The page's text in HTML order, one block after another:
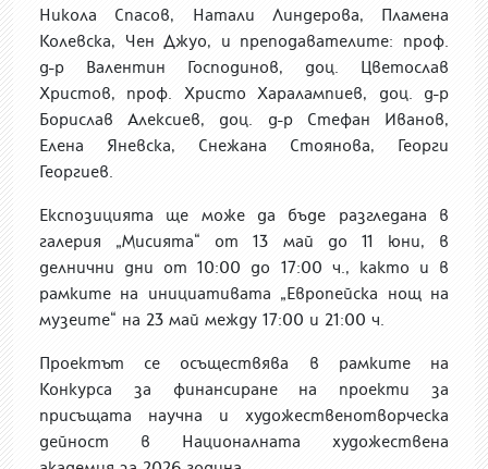
Никола Спасов, Натали Линдерова, Пламена
Колевска, Чен Джуо, и преподавателите: проф.
д-р Валентин Господинов, доц. Цветослав
Христов, проф. Христо Харалампиев, доц. д-р
Борислав Алексиев, доц. д-р Стефан Иванов,
Елена Яневска, Снежана Стоянова, Георги
Георгиев.
Експозицията ще може да бъде разгледана в
галерия „Мисията“ от 13 май до 11 юни, в
делнични дни от 10:00 до 17:00 ч., както и в
рамките на инициативата „Европейска нощ на
музеите“ на 23 май между 17:00 и 21:00 ч.
Проектът се осъществява в рамките на
Конкурса за финансиране на проекти за
присъщата научна и художественотворческа
дейност в Националната художествена